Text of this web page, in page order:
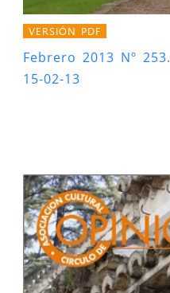
VERSIÓN PDF
Febrero 2013 Nº 253.
15-02-13